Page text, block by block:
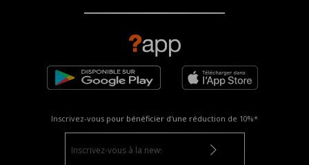
Inscrivez-vous pour bénéficier d'une réduction de 10%*